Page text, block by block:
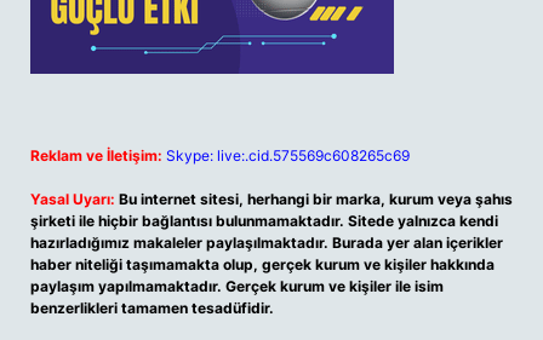
Reklam ve İletişim: Skype: live:.cid.575569c608265c69
Yasal Uyarı: Bu internet sitesi, herhangi bir marka, kurum veya şahıs
şirketi ile hiçbir bağlantısı bulunmamaktadır. Sitede yalnızca kendi
hazırladığımız makaleler paylaşılmaktadır. Burada yer alan içerikler
haber niteliği taşımamakta olup, gerçek kurum ve kişiler hakkında
paylaşım yapılmamaktadır. Gerçek kurum ve kişiler ile isim
benzerlikleri tamamen tesadüfidir.